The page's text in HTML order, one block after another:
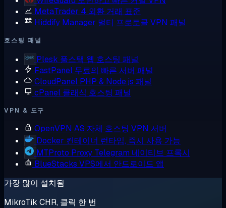
MetaTrader 4 외환 거래 표준
Hiddify Manager 멀티 프로토콜 VPN 패널
호스팅 패널
Plesk 풀스택 웹 호스팅 패널
FastPanel 무료의 빠른 서버 패널
CloudPanel PHP & Node.js 패널
cPanel 클래식 호스팅 패널
VPN & 도구
OpenVPN AS 자체 호스팅 VPN 서버
Docker 컨테이너 런타임, 즉시 사용 가능
MTProto Proxy Telegram 네이티브 프록시
BlueStacks VPS에서 안드로이드 앱
가장 많이 설치됨
MikroTik CHR, 클릭 한 번